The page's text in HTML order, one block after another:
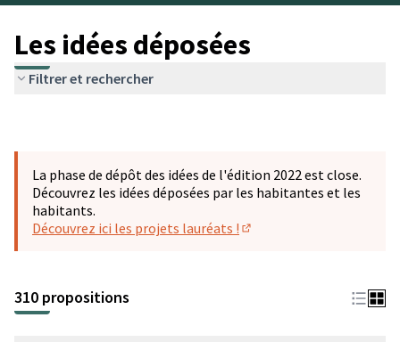
Les idées déposées
Filtrer et rechercher
La phase de dépôt des idées de l'édition 2022 est close.
Découvrez les idées déposées par les habitantes et les
habitants.
Découvrez ici les projets lauréats !
310 propositions